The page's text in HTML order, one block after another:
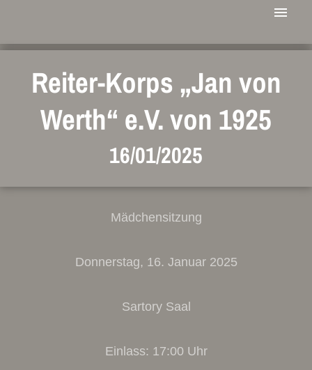
Reiter-Korps „Jan von
Werth“ e.V. von 1925
16/01/2025
Mädchensitzung
Donnerstag, 16. Januar 2025
Sartory Saal
Einlass: 17:00 Uhr